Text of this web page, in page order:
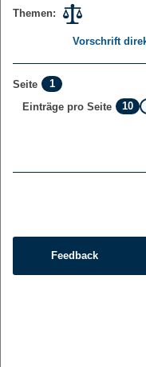
Themen:
Vorschrift
Seite
1
Einträge pro Seite
10
Feedback